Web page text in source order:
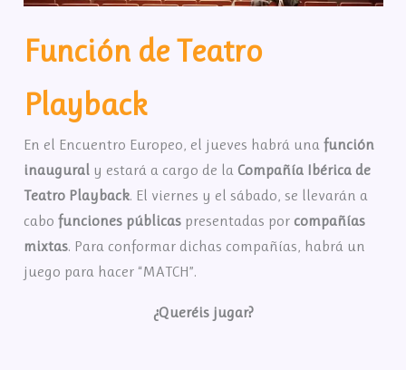
Función de Teatro
Playback
En el Encuentro Europeo, el jueves habrá una función
inauguraly estará a cargo de la Compañía Ibérica de
Teatro Playback. El viernes y el sábado, se llevarán a
cabo funciones públicaspresentadas por compañías
mixtas. Para conformar dichas compañías, habrá un
juego para hacer “MATCH”.
¿Queréis jugar?